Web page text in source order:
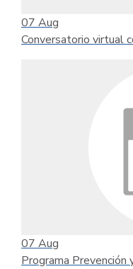
07 Aug
Conversatorio virtual
07 Aug
Programa Prevención